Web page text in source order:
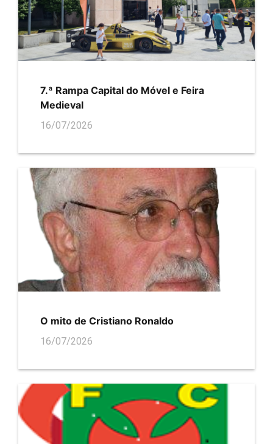
7.ª Rampa Capital do Móvel e Feira
Medieval
16/07/2026
O mito de Cristiano Ronaldo
16/07/2026